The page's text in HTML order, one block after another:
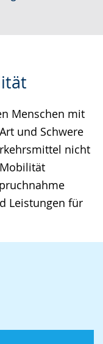
Menschen mit
und Schwere
nicht
Leistungen für